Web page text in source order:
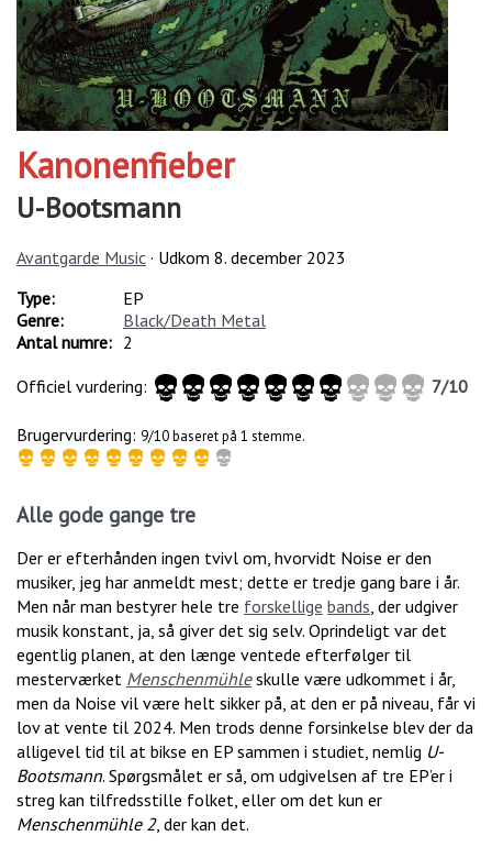
Kanonenfieber
U​-​Bootsmann
Avantgarde Music · Udkom 8. december 2023
Type:
EP
Genre:
Black/Death Metal
Antal numre: 2
Officiel vurdering:
7/10
Brugervurdering: 9/10 baseret på 1 stemme.
Alle gode gange tre
Der er efterhånden ingen tvivl om, hvorvidt Noise er den
musiker, jeg har anmeldt mest; dette er tredje gang bare i år.
Men når man bestyrer hele tre forskellige bands, der udgiver
musik konstant, ja, så giver det sig selv. Oprindeligt var det
egentlig planen, at den længe ventede efterfølger til
mesterværket Menschenmühleskulle være udkommet i år,
men da Noise vil være helt sikker på, at den er på niveau, får vi
lov at vente til 2024. Men trods denne forsinkelse blev der da
alligevel tid til at bikse en EP sammen i studiet, nemlig U-
Bootsmann. Spørgsmålet er så, om udgivelsen af tre EP’er i
streg kan tilfredsstille folket, eller om det kun er
Menschenmühle 2, der kan det.